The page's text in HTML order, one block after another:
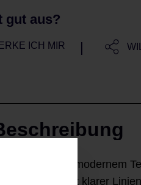
gut aus?
ICH MIR |
DINA2 aus modernem
überzeugt mit klarer